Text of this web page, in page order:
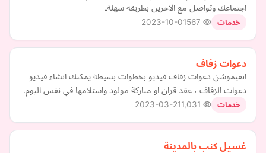
اجتماعك وتواصل مع الاخرين بطريقة سهلةـ
خدمات 2023-10-01
دعوات زفاف
انفيموشن دعوات زفاف فيديو بخطوات بسيطة يمكنك انشاء فيديو
دعوات الزفاف ، عقد قران او مباركة مولود واستلامها في نفس اليوم.
خدمات 2023-03-21
غسيل كنب بالمدينة